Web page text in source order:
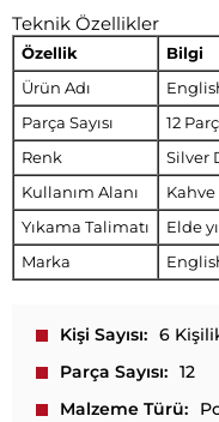
Teknik Özellikler
Özellik
Bilgi
Ürün Adı
Parça Sayısı
12
Renk
Silver
Kullanım Alanı
Kahve
Yıkama Talimatı
Elde
Marka
Kişi Sayısı
6
Parça Sayısı
12
Malzeme Türü